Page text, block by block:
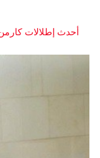
أحدث إطلالات